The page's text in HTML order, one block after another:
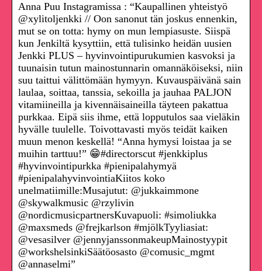
Anna Puu Instagramissa : “Kaupallinen yhteistyö
@xylitoljenkki // Oon sanonut tän joskus ennenkin,
mut se on totta: hymy on mun lempiasuste. Siispä
kun Jenkiltä kysyttiin, että tulisinko heidän uusien
Jenkki PLUS – hyvinvointipurukumien kasvoksi ja
tuunaisin tutun mainostunnarin omannäköiseksi, niin
suu taittui välittömään hymyyn. Kuvauspäivänä sain
laulaa, soittaa, tanssia, sekoilla ja jauhaa PALJON
vitamiineilla ja kivennäisaineilla täyteen pakattua
purkkaa. Eipä siis ihme, että lopputulos saa vieläkin
hyvälle tuulelle. Toivottavasti myös teidät kaiken
muun menon keskellä! “Anna hymysi loistaa ja se
muihin tarttuu!” 😁#directorscut #jenkkiplus
#hyvinvointipurkka #pienipalahymyä
#pienipalahyvinvointiaKiitos koko
unelmatiimille:Musajutut: @jukkaimmone
@skywalkmusic @rzylivin
@nordicmusicpartnersKuvapuoli: #simoliukka
@maxsmeds @frejkarlson #mjölkTyyliasiat:
@vesasilver @jennyjanssonmakeupMainostyypit
@workshelsinkiSäätöosasto @comusic_mgmt
@annaselmi”